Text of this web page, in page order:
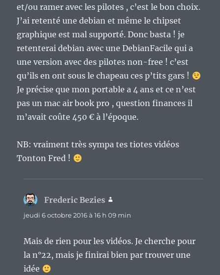
et/ou ramer avec les pilotes , c’est le bon choix.
J’ai retenté une debian et même le chipset
graphique est mal supporté. Donc basta ! je
retenterai debian avec une DebianFacile qui a
une version avec des pilotes non-free ! c’est
qu’ils en ont sous le chapeau ces p’tits gars !
Je précise que mon portable a 4 ans et ce n’est
pas un mac air book pro , question finances il
m’avait coûte 450 € à l’époque.
NB: vraiment très sympa tes tiotes vidéos
Tonton Fred !
Frederic Bezies
jeudi 6 octobre 2016 à 16 h 09 min
Mais de rien pour les vidéos. Je cherche pour
la n°22, mais je finirai bien par trouver une
idée